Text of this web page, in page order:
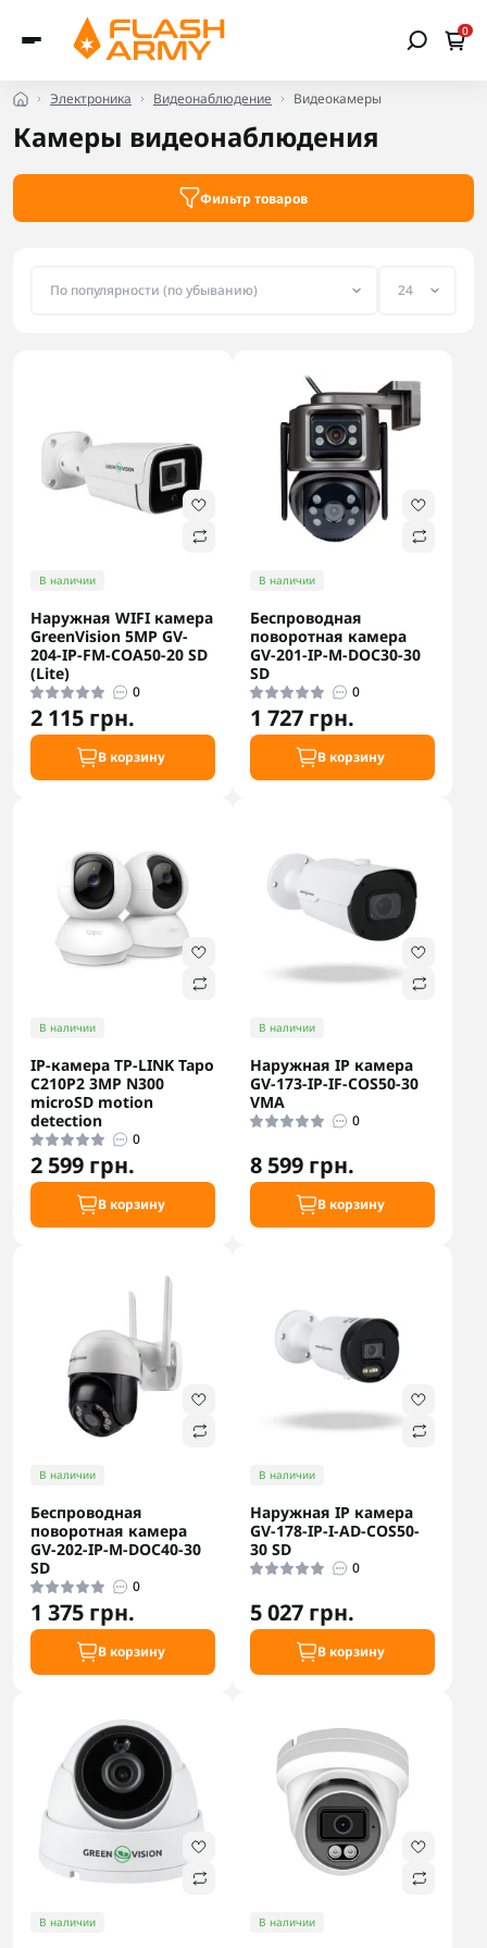
0
Электроника Видеонаблюдение Видеокамеры
Камеры видеонаблюдения
Фильтр товаров
В наличии
Наружная WIFI камера
GreenVision 5МР GV-
204-IP-FM-COA50-20 SD
(Lite)
0
2 115 грн.
В корзину
В наличии
Беспроводная
поворотная камера
GV-201-IP-M-DOС30-30
SD
0
1 727 грн.
В корзину
В наличии
IP-камера TP-LINK Tapo
C210P2 3MP N300
microSD motion
detection
0
2 599 грн.
В корзину
В наличии
Наружная IP камера
GV-173-IP-IF-COS50-30
VMA
0
8 599 грн.
В корзину
В наличии
Беспроводная
поворотная камера
GV-202-IP-M-DOС40-30
SD
0
1 375 грн.
В корзину
В наличии
Наружная IP камера
GV-178-IP-I-AD-COS50-
30 SD
0
5 027 грн.
В корзину
В наличии В наличии